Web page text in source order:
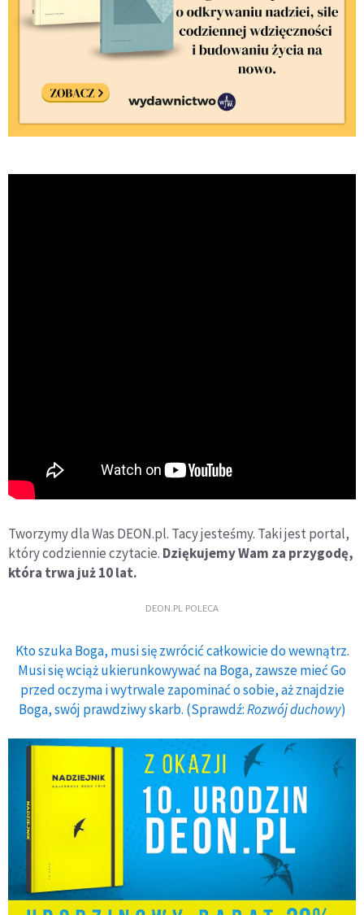
Tworzymy dla Was DEON.pl. Tacy jesteśmy. Taki jest portal,
który codziennie czytacie. Dziękujemy Wam za przygodę,
która trwa już 10 lat.
DEON.PL POLECA
Kto szuka Boga, musi się zwrócić całkowicie do wewnątrz.
Musi się wciąż ukierunkowywać na Boga, zawsze mieć Go
przed oczyma i wytrwale zapominać o sobie, aż znajdzie
Boga, swój prawdziwy skarb. (Sprawdź:Rozwój duchowy)